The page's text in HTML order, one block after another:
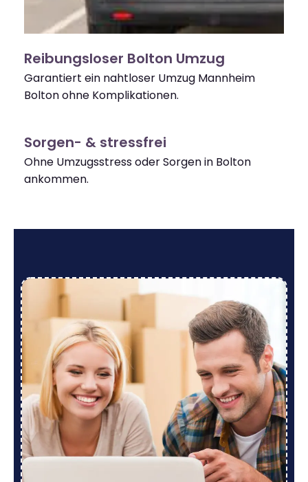
Reibungsloser Bolton Umzug
Garantiert ein nahtloser Umzug Mannheim
Bolton ohne Komplikationen.
Sorgen- & stressfrei
Ohne Umzugsstress oder Sorgen in Bolton
ankommen.